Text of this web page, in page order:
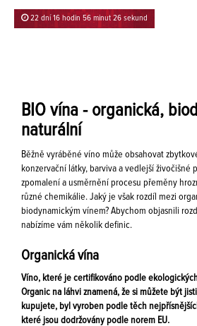
22 dní 16 hodin 56 minut 26 sekund
BIO vína - organická,
naturální
Běžně vyráběné víno může obsahovat
konzervační látky, barviva a vedlejší živočišné
zpomalení a usměrnění procesu přeměny
různé chemikálie. Jaký je však rozdíl mezi
biodynamickým vínem? Abychom objasnili
nabízíme vám několik definic.
Organická vína
Víno, které je certifikováno podle
Organic na láhvi znamená, že si můžete být
kupujete, byl vyroben podle těch
které jsou dodržovány podle norem EU.